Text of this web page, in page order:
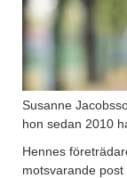
Susanne
hon sedan 2010
Hennes
motsvarande